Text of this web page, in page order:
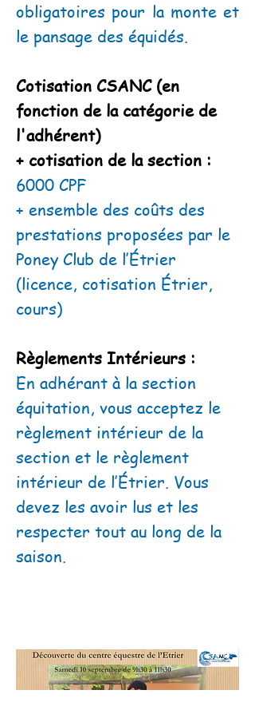
obligatoires pour la monte et
le pansage des équidés.
Cotisation CSANC (en
fonction de la catégorie de
l'adhérent)
+ cotisation de la section :
6000 CPF
+ ensemble des coûts des
prestations proposées par le
Poney Club de l’Étrier
(licence, cotisation Étrier,
cours)
Règlements Intérieurs :
En adhérant à la section
équitation, vous acceptez le
règlement intérieur de la
section et le règlement
intérieur de l’Étrier. Vous
devez les avoir lus et les
respecter tout au long de la
saison.